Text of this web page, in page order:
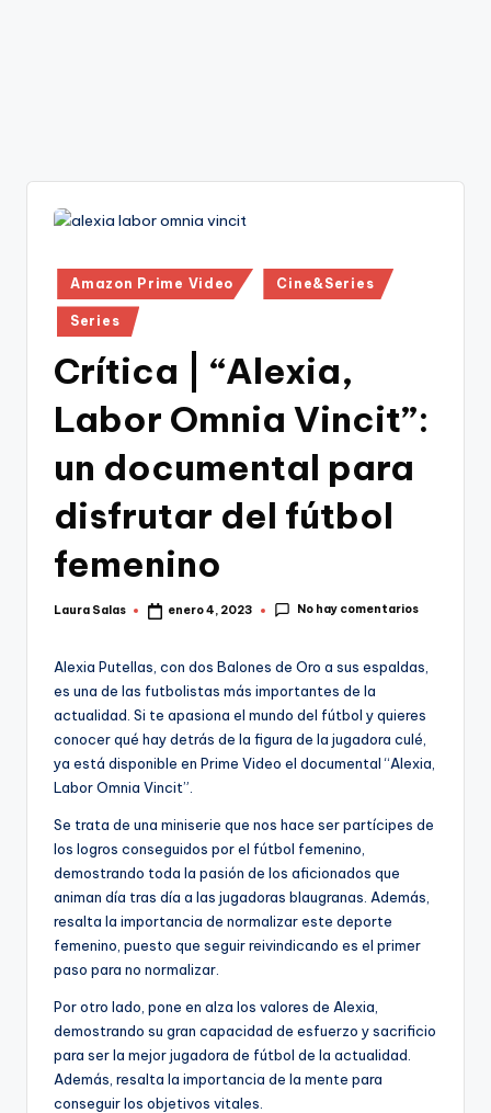
Publicado
en
Amazon Prime Video Cine&Series
Series
Crítica | “Alexia,
Labor Omnia Vincit”:
un documental para
disfrutar del fútbol
femenino
Publicado
Laura Salas enero 4, 2023 No hay comentarios
Alexia Putellas, con dos Balones de Oro a sus espaldas,
es una de las futbolistas más importantes de la
actualidad. Si te apasiona el mundo del fútbol y quieres
conocer qué hay detrás de la figura de la jugadora culé,
ya está disponible en Prime Video el documental “Alexia,
Labor Omnia Vincit”.
Se trata de una miniserie que nos hace ser partícipes de
los logros conseguidos por el fútbol femenino,
demostrando toda la pasión de los aficionados que
animan día tras día a las jugadoras blaugranas. Además,
resalta la importancia de normalizar este deporte
femenino, puesto que seguir reivindicando es el primer
paso para no normalizar.
Por otro lado, pone en alza los valores de Alexia,
demostrando su gran capacidad de esfuerzo y sacrificio
para ser la mejor jugadora de fútbol de la actualidad.
Además, resalta la importancia de la mente para
conseguir los objetivos vitales.